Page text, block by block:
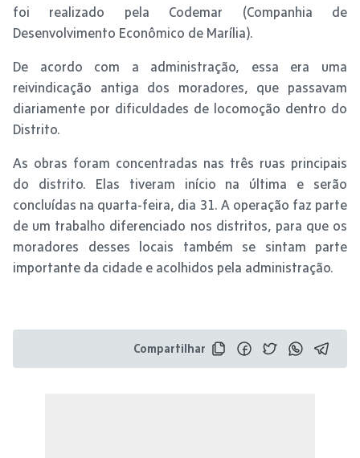
foi realizado pela Codemar (Companhia de
Desenvolvimento Econômico de Marília).
De acordo com a administração, essa era uma
reivindicação antiga dos moradores, que passavam
diariamente por dificuldades de locomoção dentro do
Distrito.
As obras foram concentradas nas três ruas principais
do distrito. Elas tiveram início na última e serão
concluídas na quarta-feira, dia 31. A operação faz parte
de um trabalho diferenciado nos distritos, para que os
moradores desses locais também se sintam parte
importante da cidade e acolhidos pela administração.
Compartilhar